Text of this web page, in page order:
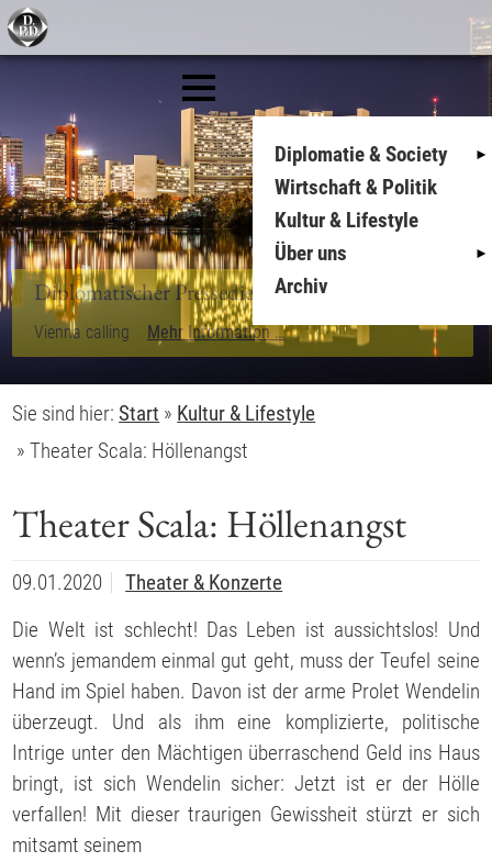
Diplomatie & Society
Wirtschaft & Politik
Kultur & Lifestyle
Über uns
Archiv
Sie sind hier:Start » Kultur & Lifestyle
»Theater Scala: Höllenangst
Theater Scala: Höllenangst
09.01.2020
Theater & Konzerte
Die Welt ist schlecht! Das Leben ist aussichtslos! Und
wennʼs jemandem einmal gut geht, muss der Teufel seine
Hand im Spiel haben. Davon ist der arme Prolet Wendelin
überzeugt. Und als ihm eine komplizierte, politische
Intrige unter den Mächtigen überraschend Geld ins Haus
bringt, ist sich Wendelin sicher: Jetzt ist er der Hölle
verfallen! Mit dieser traurigen Gewissheit stürzt er sich
mitsamt seinem